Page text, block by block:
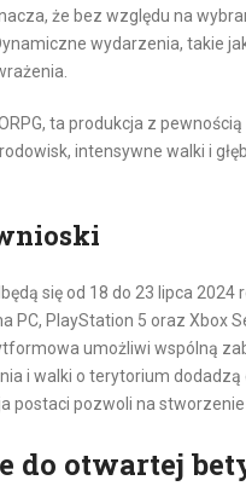
że bez względu na
wydarzenia, takie
ta produkcja z
intensywne walki i
się od 18 do 23 lipca 2024
PC, PlayStation 5 oraz Xbox
umożliwi wspólną
i walki o terytorium dodadzą
postaci pozwoli na
do otwartej